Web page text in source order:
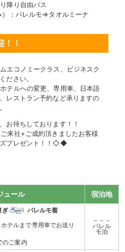
降り自由バス
：パレルモ⇒タオルミーナ
！！
エコノミークラス、ビジネスク
ださい。
テルへの変更、専用車、日本語
レストラン予約など承りますの
お待ちしております！！
来社+ご成約頂きましたお客様
ズプレゼント！！◇◆
ュール 宿泊地
ぎ パレルモ着
テルまで専用車でお送り
のご案内
－－－
パレル
モ泊